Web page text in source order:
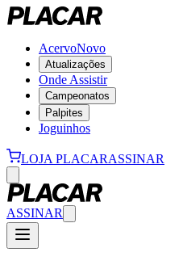
AcervoNovo
Atualizações
Onde Assistir
Campeonatos
Palpites
Joguinhos
LOJA PLACARASSINAR
ASSINAR